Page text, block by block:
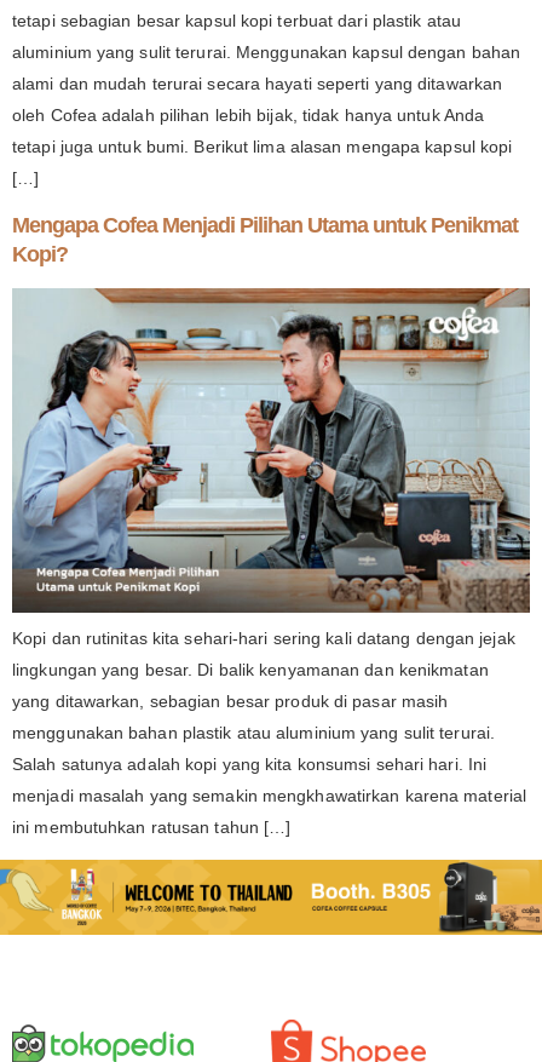
tetapi sebagian besar kapsul kopi terbuat dari plastik atau
aluminium yang sulit terurai. Menggunakan kapsul dengan bahan
alami dan mudah terurai secara hayati seperti yang ditawarkan
oleh Cofea adalah pilihan lebih bijak, tidak hanya untuk Anda
tetapi juga untuk bumi. Berikut lima alasan mengapa kapsul kopi
[…]
Mengapa Cofea Menjadi Pilihan Utama untuk Penikmat
Kopi?
Kopi dan rutinitas kita sehari-hari sering kali datang dengan jejak
lingkungan yang besar. Di balik kenyamanan dan kenikmatan
yang ditawarkan, sebagian besar produk di pasar masih
menggunakan bahan plastik atau aluminium yang sulit terurai.
Salah satunya adalah kopi yang kita konsumsi sehari hari. Ini
menjadi masalah yang semakin mengkhawatirkan karena material
ini membutuhkan ratusan tahun […]